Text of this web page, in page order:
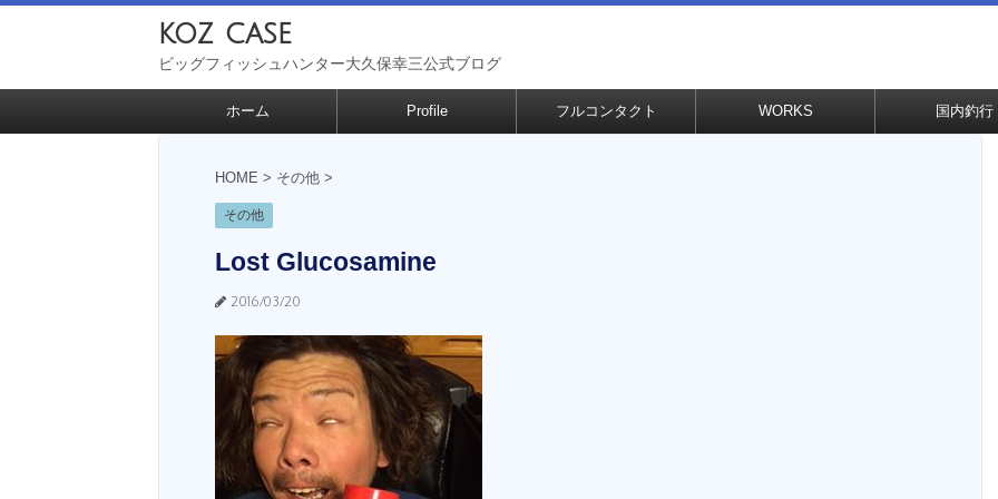
koz case
ビッグフィッシュハンター大久保幸三公式ブログ
ホーム Profile フルコンタクト WORKS 国内釣行
HOME > その他 >
その他
Lost Glucosamine
2016/03/20